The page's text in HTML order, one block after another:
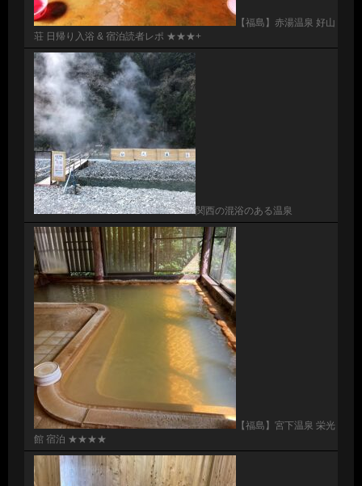
【福島】赤湯温泉 好山
荘 日帰り入浴 & 宿泊読者レポ ★★★+
関西の混浴のある温泉
【福島】宮下温泉 栄光
館 宿泊 ★★★★